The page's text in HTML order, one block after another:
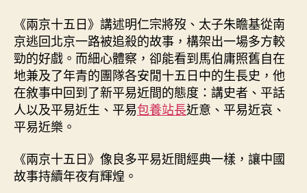
《兩京十五日》講述明仁宗將歿、太子朱瞻基從南
京逃回北京一路被追殺的故事，構架出一場多方較
勁的好戲。而細心體察，卻能看到馬伯庸照舊自在
地兼及了年青的團隊各安閒十五日中的生長史，他
在敘事中回到了新平易近間的態度：講史者、平話
人以及平易近生、平易包養站長近意、平易近哀、
平易近樂。
《兩京十五日》像良多平易近間經典一樣，讓中國
故事持續年夜有輝煌。